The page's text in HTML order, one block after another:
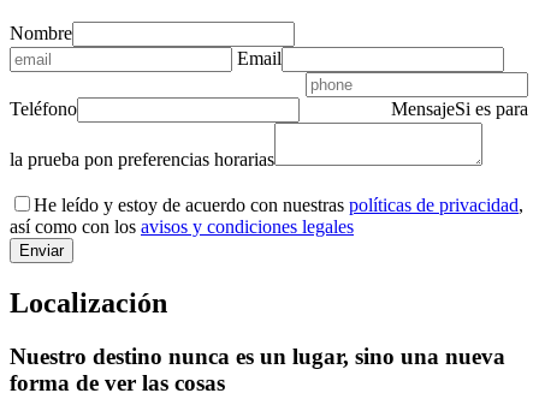
Nombre
Email
Teléfono MensajeSi es para
la prueba pon preferencias horarias
He leído y estoy de acuerdo con nuestras políticas de privacidad,
así como con los avisos y condiciones legales
Localización
Nuestro destino nunca es un lugar, sino una nueva
forma de ver las cosas